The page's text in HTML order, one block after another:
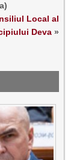
Local al
Deva»